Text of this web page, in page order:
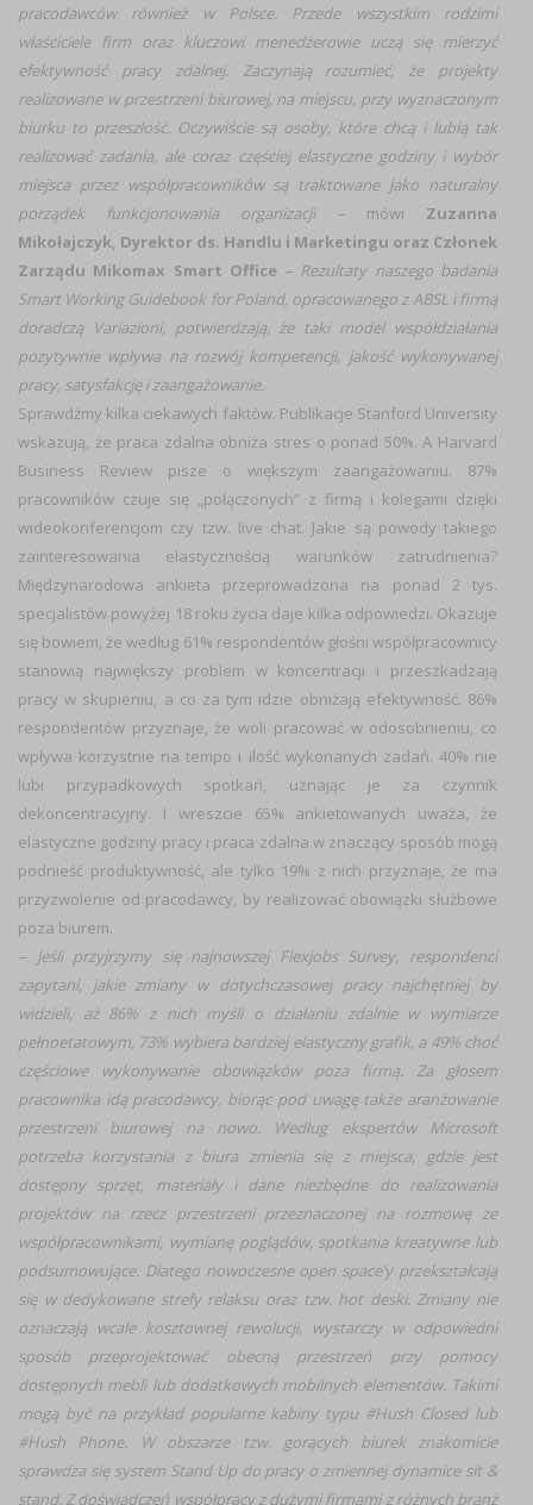
pracodawców również w Polsce. Przede wszystkim rodzimi
właściciele firm oraz kluczowi menedżerowie uczą się mierzyć
efektywność pracy zdalnej. Zaczynają rozumieć, że projekty
realizowane w przestrzeni biurowej, na miejscu, przy wyznaczonym
biurku to przeszłość. Oczywiście są osoby, które chcą i lubią tak
realizować zadania, ale coraz częściej elastyczne godziny i wybór
miejsca przez współpracowników są traktowane jako naturalny
porządek funkcjonowania organizacji – mówi Zuzanna
Mikołajczyk, Dyrektor ds. Handlu i Marketingu oraz Członek
Zarządu Mikomax Smart Office– Rezultaty naszego badania
Smart Working Guidebook for Poland, opracowanego z ABSL i firmą
doradczą Variazioni, potwierdzają, że taki model współdziałania
pozytywnie wpływa na rozwój kompetencji, jakość wykonywanej
pracy, satysfakcję i zaangażowanie.
Sprawdźmy kilka ciekawych faktów. Publikacje Stanford University
wskazują, że praca zdalna obniża stres o ponad 50%. A Harvard
Business Review pisze o większym zaangażowaniu. 87%
pracowników czuje się „połączonych” z firmą i kolegami dzięki
wideokonferencjom czy tzw. live chat. Jakie są powody takiego
zainteresowania elastycznością warunków zatrudnienia?
Międzynarodowa ankieta przeprowadzona na ponad 2 tys.
specjalistów powyżej 18 roku życia daje kilka odpowiedzi. Okazuje
się bowiem, że według 61% respondentów głośni współpracownicy
stanowią największy problem w koncentracji i przeszkadzają
pracy w skupieniu, a co za tym idzie obniżają efektywność. 86%
respondentów przyznaje, że woli pracować w odosobnieniu, co
wpływa korzystnie na tempo i ilość wykonanych zadań. 40% nie
lubi przypadkowych spotkań, uznając je za czynnik
dekoncentracyjny. I wreszcie 65% ankietowanych uważa, że
elastyczne godziny pracy i praca zdalna w znaczący sposób mogą
podnieść produktywność, ale tylko 19% z nich przyznaje, że ma
przyzwolenie od pracodawcy, by realizować obowiązki służbowe
poza biurem.
– Jeśli przyjrzymy się najnowszej Flexjobs Survey, respondenci
zapytani, jakie zmiany w dotychczasowej pracy najchętniej by
widzieli, aż 86% z nich myśli o działaniu zdalnie w wymiarze
pełnoetatowym, 73% wybiera bardziej elastyczny grafik, a 49% choć
częściowe wykonywanie obowiązków poza firmą. Za głosem
pracownika idą pracodawcy, biorąc pod uwagę także aranżowanie
przestrzeni biurowej na nowo. Według ekspertów Microsoft
potrzeba korzystania z biura zmienia się z miejsca, gdzie jest
dostępny sprzęt, materiały i dane niezbędne do realizowania
projektów na rzecz przestrzeni przeznaczonej na rozmowę ze
współpracownikami, wymianę poglądów, spotkania kreatywne lub
podsumowujące. Dlatego nowoczesne open space’y przekształcają
się w dedykowane strefy relaksu oraz tzw. hot deski. Zmiany nie
oznaczają wcale kosztownej rewolucji, wystarczy w odpowiedni
sposób przeprojektować obecną przestrzeń przy pomocy
dostępnych mebli lub dodatkowych mobilnych elementów. Takimi
mogą być na przykład popularne kabiny typu #Hush Closed lub
#Hush Phone. W obszarze tzw. gorących biurek znakomicie
sprawdza się system Stand Up do pracy o zmiennej dynamice sit &
stand. Z doświadczeń współpracy z dużymi firmami z różnych branż